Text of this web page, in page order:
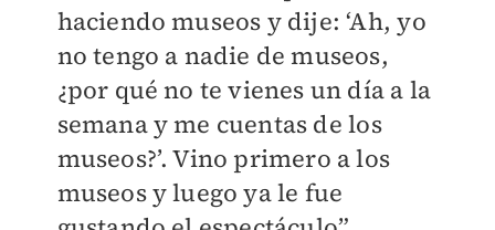
haciendo museos y dije: ‘Ah, yo
no tengo a nadie de museos,
¿por qué no te vienes un día a la
semana y me cuentas de los
museos?’. Vino primero a los
museos y luego ya le fue